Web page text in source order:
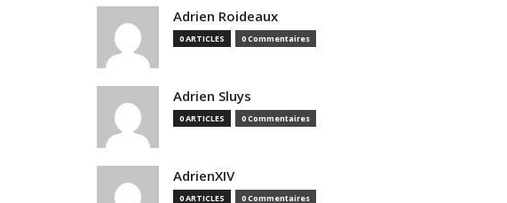
Adrien Roideaux
0 ARTICLES 0 Commentaires
Adrien Sluys
0 ARTICLES 0 Commentaires
AdrienXIV
0 ARTICLES 0 Commentaires